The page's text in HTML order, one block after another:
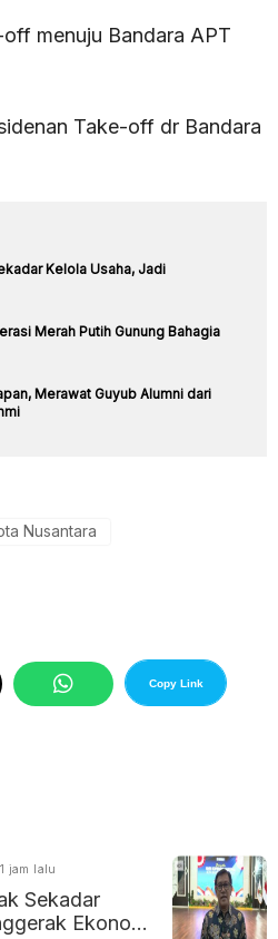
menuju Bandara APT
Take-off dr Bandara
Kelola Usaha, Jadi
Merah Putih Gunung Bahagia
Merawat Guyub Alumni dari
Nusantara
Copy Link
1 jam lalu
Sekadar
Ekonomi